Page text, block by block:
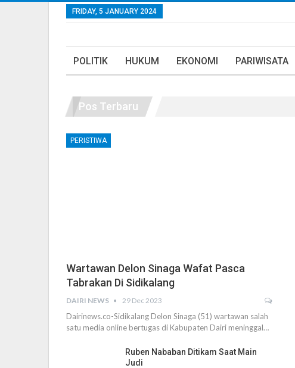
FRIDAY, 5 JANUARY 2024
POLITIK HUKUM EKONOMI PARIWISATA
Pos Terbaru
PERISTIWA
Wartawan Delon Sinaga Wafat Pasca
Tabrakan Di Sidikalang
DAIRI NEWS 29 Dec 2023
Dairinews.co-Sidikalang Delon Sinaga (51) wartawan salah
satu media online bertugas di Kabupaten Dairi meninggal…
Ruben Nababan Ditikam Saat Main
Judi